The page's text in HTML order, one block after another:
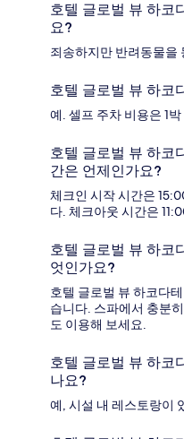
호텔 글로벌 뷰 하코
요?
죄송하지만 반려동물을
호텔 글로벌 뷰 하코
예. 셀프 주차 비용은 1
호텔 글로벌 뷰 하코
간은 언제인가요?
체크인 시작 시간은
다. 체크아웃 시간은
호텔 글로벌 뷰 하코
엇인가요?
호텔 글로벌 뷰 하코다
습니다. 스파에서 충분
도 이용해 보세요.
호텔 글로벌 뷰 하코
나요?
예, 시설 내 레스토랑이